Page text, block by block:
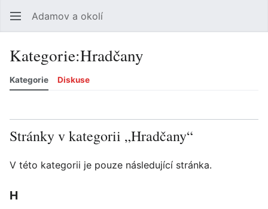
Adamov a okolí
Kategorie:Hradčany
Kategorie Diskuse
Stránky v kategorii „Hradčany“
V této kategorii je pouze následující stránka.
H